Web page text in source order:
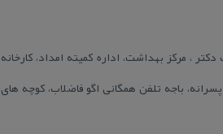
، مركز بهداشت، اداره كمیته امداد، كارخانه
باجه تلفن همگانی اگو فاضلاب، كوچه های